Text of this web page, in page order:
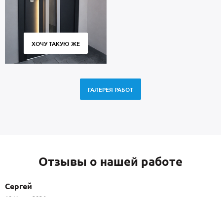
ХОЧУ ТАКУЮ ЖЕ
ГАЛЕРЕЯ РАБОТ
Отзывы о нашей работе
Сергей